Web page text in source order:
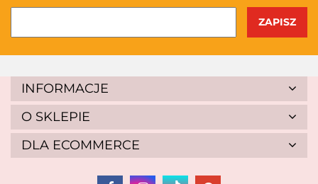
AKSJOMAT
INFORMACJE
O SKLEPIE
DLA ECOMMERCE